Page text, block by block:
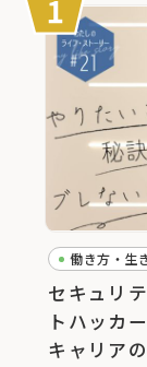
働き方・生
セキュリ
トハッカー
キャリア